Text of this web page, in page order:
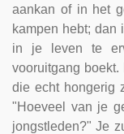
aankan of in het
kampen hebt; dan
in je leven te
vooruitgang boekt.
die echt hongerig
"Hoeveel van je
jongstleden?" Je